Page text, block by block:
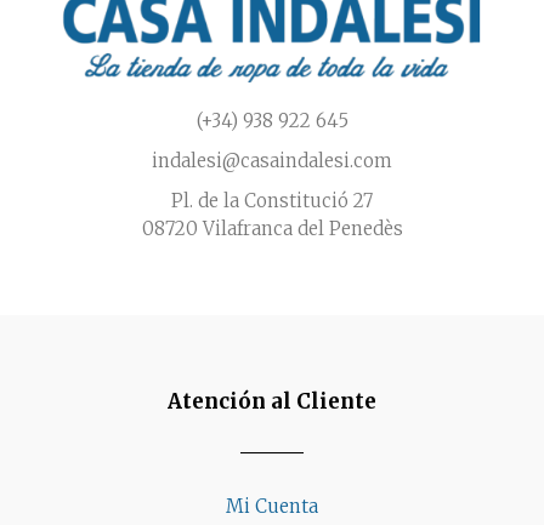
(+34) 938 922 645
indalesi@casaindalesi.com
Pl. de la Constitució 27
08720 Vilafranca del Penedès
Atención al Cliente
Mi Cuenta